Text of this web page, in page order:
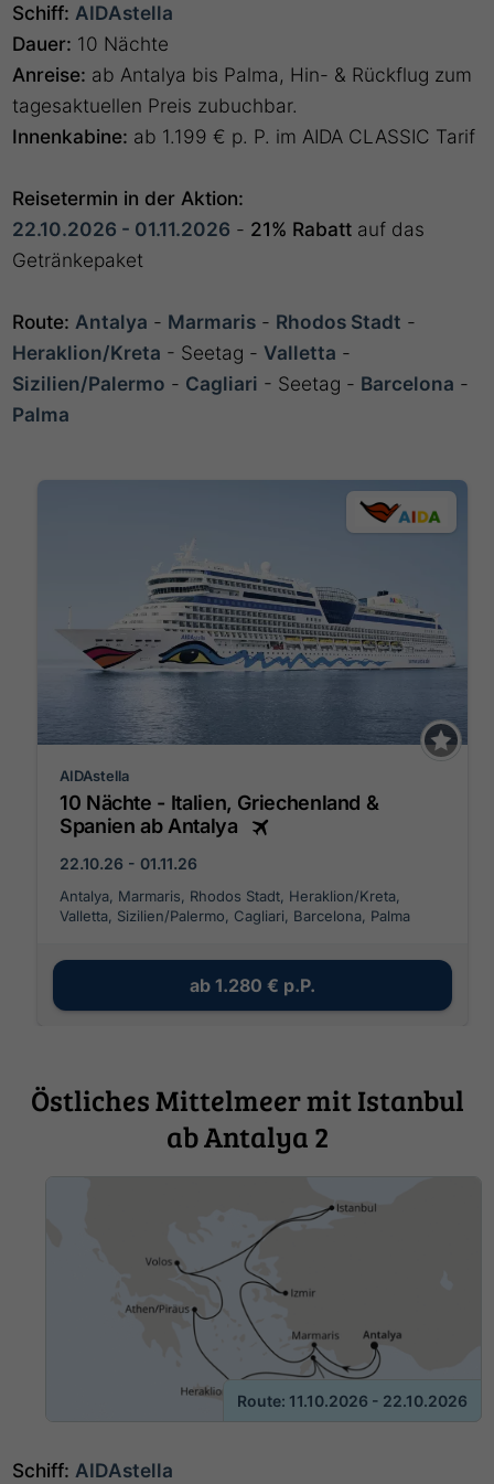
Schiff: AIDAstella
Dauer: 10 Nächte
Anreise: ab Antalya bis Palma, Hin- & Rückflug zum
tagesaktuellen Preis zubuchbar.
Innenkabine: ab 1.199 € p. P. im AIDA CLASSIC Tarif
Reisetermin in der Aktion:
22.10.2026 - 01.11.2026 - 21% Rabatt auf das
Getränkepaket
Route: Antalya - Marmaris - Rhodos Stadt -
Heraklion/Kreta - Seetag - Valletta -
Sizilien/Palermo - Cagliari - Seetag - Barcelona -
Palma
AIDAstella
10 Nächte - Italien, Griechenland &
Spanien ab Antalya
22.10.26 - 01.11.26
Antalya, Marmaris, Rhodos Stadt, Heraklion/Kreta,
Valletta, Sizilien/Palermo, Cagliari, Barcelona, Palma
ab 1.280 € p.P.
Östliches Mittelmeer mit Istanbul
ab Antalya 2
Route: 11.10.2026 - 22.10.2026
Schiff: AIDAstella